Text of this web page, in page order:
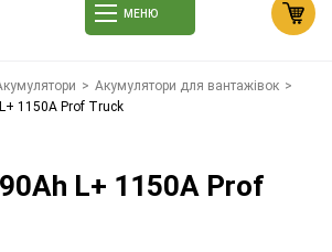
МЕНЮ
> Акумулятори для вантажівок >
1150A Prof Truck
L+ 1150A Prof